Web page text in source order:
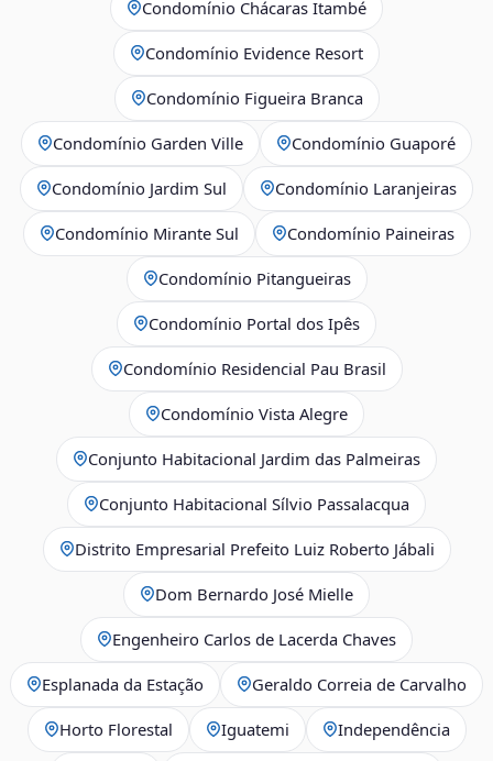
Condomínio Chácaras Itambé
Condomínio Evidence Resort
Condomínio Figueira Branca
Condomínio Garden Ville Condomínio Guaporé
Condomínio Jardim Sul Condomínio Laranjeiras
Condomínio Mirante Sul Condomínio Paineiras
Condomínio Pitangueiras
Condomínio Portal dos Ipês
Condomínio Residencial Pau Brasil
Condomínio Vista Alegre
Conjunto Habitacional Jardim das Palmeiras
Conjunto Habitacional Sílvio Passalacqua
Distrito Empresarial Prefeito Luiz Roberto Jábali
Dom Bernardo José Mielle
Engenheiro Carlos de Lacerda Chaves
Esplanada da Estação Geraldo Correia de Carvalho
Horto Florestal Iguatemi Independência